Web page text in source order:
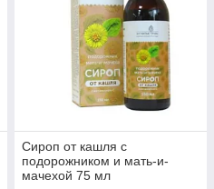
Сироп от кашля с
подорожником и мать-и-
мачехой 75 мл